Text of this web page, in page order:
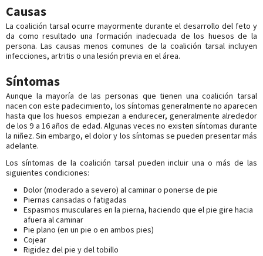
Causas
La coalición tarsal ocurre mayormente durante el desarrollo del feto y
da como resultado una formación inadecuada de los huesos de la
persona. Las causas menos comunes de la coalición tarsal incluyen
infecciones, artritis o una lesión previa en el área.
Síntomas
Aunque la mayoría de las personas que tienen una coalición tarsal
nacen con este padecimiento, los síntomas generalmente no aparecen
hasta que los huesos empiezan a endurecer, generalmente alrededor
de los 9 a 16 años de edad. Algunas veces no existen síntomas durante
la niñez. Sin embargo, el dolor y los síntomas se pueden presentar más
adelante.
Los síntomas de la coalición tarsal pueden incluir una o más de las
siguientes condiciones:
Dolor (moderado a severo) al caminar o ponerse de pie
Piernas cansadas o fatigadas
Espasmos musculares en la pierna, haciendo que el pie gire hacia
afuera al caminar
Pie plano (en un pie o en ambos pies)
Cojear
Rigidez del pie y del tobillo